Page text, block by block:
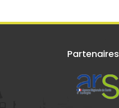
Partenaires